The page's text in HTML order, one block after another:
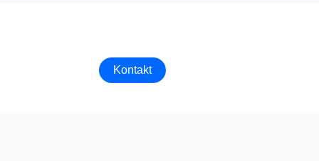
Kontakt